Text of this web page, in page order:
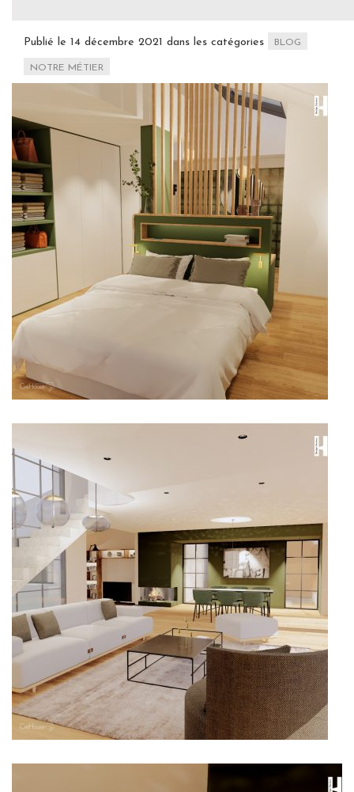
Publié le 14 décembre 2021 dans les catégories BLOG
NOTRE MÉTIER